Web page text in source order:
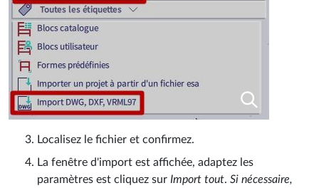
Localisez le fichier et confirmez.
La fenêtre d'import est affichée, adaptez les
paramètres est cliquez sur Import tout. Si nécessaire,